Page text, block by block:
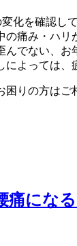
化を確認し
の痛み・ハ
んでない、お
よっては、
りの方はご
痛にな